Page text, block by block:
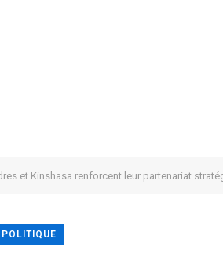
et Kinshasa renforcent leur partenariat